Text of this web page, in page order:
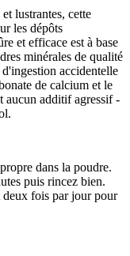
lustrantes, cette
les dépôts
et efficace est à base
minérales de qualité
accidentelle
de calcium et le
aucun additif agressif -
dans la poudre.
puis rincez bien.
fois par jour pour